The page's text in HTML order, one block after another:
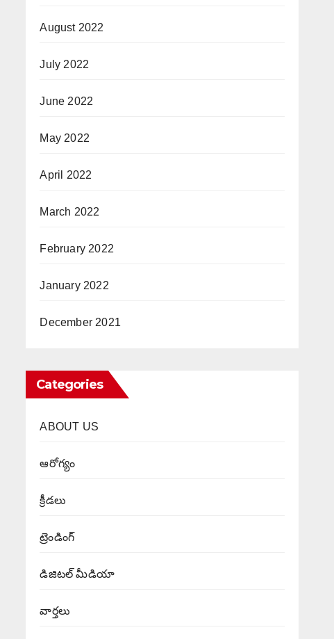
August 2022
July 2022
June 2022
May 2022
April 2022
March 2022
February 2022
January 2022
December 2021
Categories
ABOUT US
ఆరోగ్యం
క్రీడలు
ట్రెండింగ్
డిజిటల్ మీడియా
వార్త‌లు